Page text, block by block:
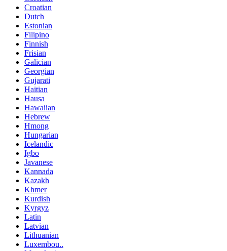
Croatian
Dutch
Estonian
Filipino
Finnish
Frisian
Galician
Georgian
Gujarati
Haitian
Hausa
Hawaiian
Hebrew
Hmong
Hungarian
Icelandic
Igbo
Javanese
Kannada
Kazakh
Khmer
Kurdish
Kyrgyz
Latin
Latvian
Lithuanian
Luxembou..